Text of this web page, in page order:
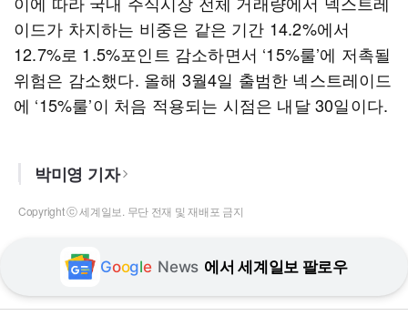
이드가 차지하는 비중은 같은 기간 14.2%에서
12.7%로 1.5%포인트 감소하면서 ‘15%룰’에 저촉될
위험은 감소했다. 올해 3월4일 출범한 넥스트레이드
에 ‘15%룰’이 처음 적용되는 시점은 내달 30일이다.
박미영 기자
Copyright ⓒ 세계일보. 무단 전재 및 재배포 금지
Google News 에서 세계일보 팔로우